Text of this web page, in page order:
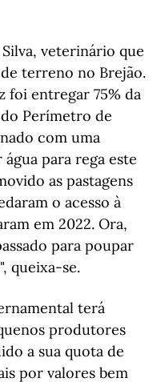
veterinário que
terreno no Brejão.
foi entregar 75% da
Perímetro de
com uma
para rega este
as pastagens
o acesso à
em 2022. Ora,
para poupar
queixa-se.
terá
produtores
a sua quota de
por valores bem